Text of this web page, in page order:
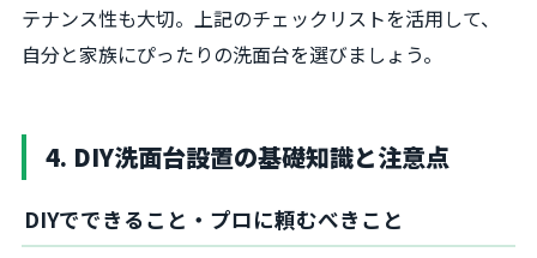
テナンス性も大切。上記のチェックリストを活用して、
自分と家族にぴったりの洗面台を選びましょう。
4. DIY洗面台設置の基礎知識と注意点
DIYでできること・プロに頼むべきこと